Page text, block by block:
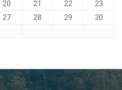
20 21 22
23
27 28 29
30